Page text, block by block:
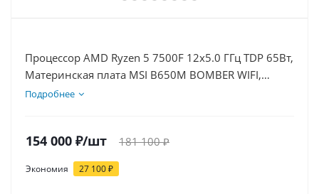
Процессор AMD Ryzen 5 7500F 12x5.0 ГГц TDP 65Вт,
Материнская плата MSI B650M BOMBER WIFI,
Видеокарта RTX 5060Ti 16Гб, Память DDR5 32Gb,
Подробнее
154 000 ₽/шт 181 100₽
Экономия 27 100₽